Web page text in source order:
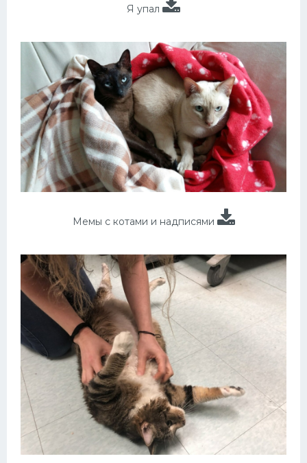
Я упал
Мемы с котами и надписями